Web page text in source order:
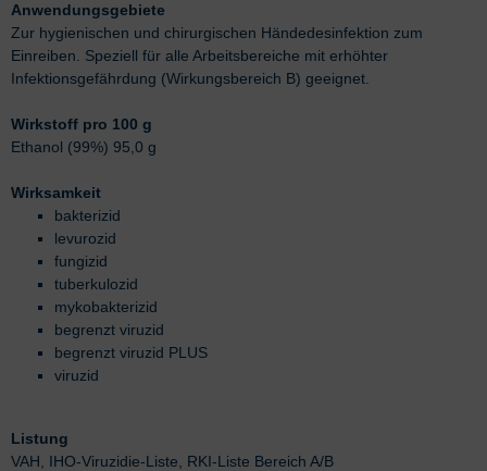
Anwendungsgebiete
Zur hygienischen und chirurgischen Händedesinfektion zum
Einreiben. Speziell für alle Arbeitsbereiche mit erhöhter
Infektionsgefährdung (Wirkungsbereich B) geeignet.
Wirkstoff pro 100 g
Ethanol (99%) 95,0 g
Wirksamkeit
bakterizid
levurozid
fungizid
tuberkulozid
mykobakterizid
begrenzt viruzid
begrenzt viruzid PLUS
viruzid
Listung
VAH, IHO-Viruzidie-Liste, RKI-Liste Bereich A/B